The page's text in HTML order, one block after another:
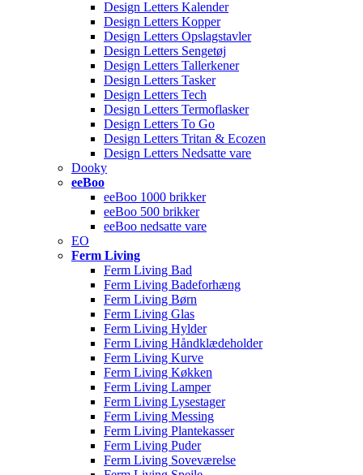
Design Letters Kalender
Design Letters Kopper
Design Letters Opslagstavler
Design Letters Sengetøj
Design Letters Tallerkener
Design Letters Tasker
Design Letters Tech
Design Letters Termoflasker
Design Letters To Go
Design Letters Tritan & Ecozen
Design Letters Nedsatte vare
Dooky
eeBoo
eeBoo 1000 brikker
eeBoo 500 brikker
eeBoo nedsatte vare
EO
Ferm Living
Ferm Living Bad
Ferm Living Badeforhæng
Ferm Living Børn
Ferm Living Glas
Ferm Living Hylder
Ferm Living Håndklædeholder
Ferm Living Kurve
Ferm Living Køkken
Ferm Living Lamper
Ferm Living Lysestager
Ferm Living Messing
Ferm Living Plantekasser
Ferm Living Puder
Ferm Living Soveværelse